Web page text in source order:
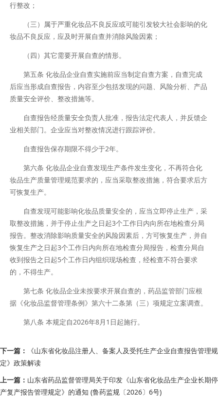
行整改；
（三）属于严重化妆品不良反应或可能引发较大社会影响的化
妆品不良反应，应及时开展自查并消除风险因素；
（四）其它需要开展自查的情形。
第五条 化妆品企业自查实施前应当制定自查方案，自查完成
后应当形成自查报告，内容至少包括发现的问题、风险分析、产品
质量安全评价、整改措施等。
自查报告经质量安全负责人批准，报告法定代表人，并反馈企
业相关部门。企业应当对整改情况进行跟踪评价。
自查报告保存期限不得少于2年。
第六条 化妆品企业自查发现生产条件发生变化，不再符合化
妆品生产质量管理规范要求的，应当采取整改措施，符合要求后方
可恢复生产。
自查发现可能影响化妆品质量安全的，应当立即停止生产，采
取整改措施，并于停止生产之日起3个工作日内向所在地检查分局
报告。整改消除影响质量安全的风险因素后，方可恢复生产，并自
恢复生产之日起3个工作日内向所在地检查分局报告，检查分局自
收到报告之日起5个工作日内组织现场检查，经检查不符合要求
的，不得生产。
第七条 化妆品企业未按要求开展自查的，药品监管部门应根
据《化妆品监督管理条例》第六十二条第（三）项规定立案调查。
第八条 本规定自2026年8月1日起施行。
下一篇：
《山东省化妆品注册人、备案人及受托生产企业自查报告管理规
定》政策解读
上一篇： 山东省药品监督管理局关于印发《山东省化妆品生产企业长期停
产复产报告管理规定》的通知 (鲁药监规〔2026〕6号)